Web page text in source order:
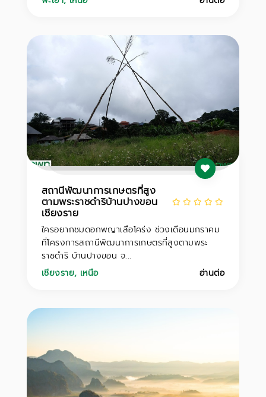
สถานีพัฒนาการเกษตรที่สูง
ตามพระราชดำริบ้านปางขอน
เชียงราย
ใครอยากชมดอกพญาเสือโคร่ง ช่วงเดือนมกราคม
ที่โครงการสถานีพัฒนาการเกษตรที่สูงตามพระ
ราชดำริ บ้านปางขอน จ...
เชียงราย, เหนือ อ่านต่อ